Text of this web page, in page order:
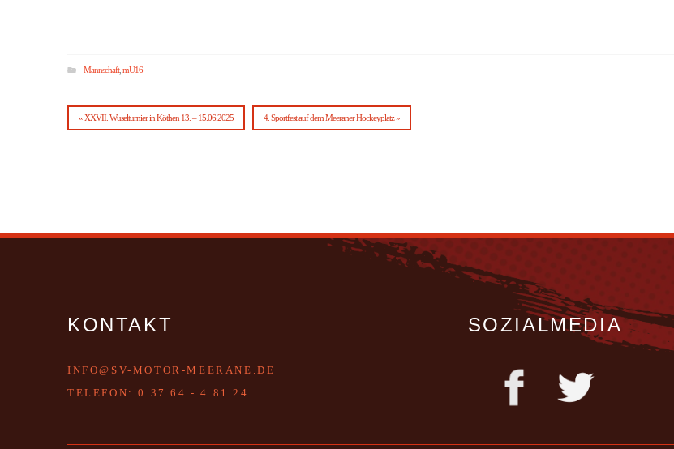
Mannschaft, mU16
« XXVII. Wuselturnier in Köthen 13. – 15.06.2025 4. Sportfest auf dem Meeraner Hockeyplatz »
KONTAKT
INFO@SV-MOTOR-MEERANE.DE
T ELEFON:0 37 64 - 4 81 24
SOZIALMEDIA